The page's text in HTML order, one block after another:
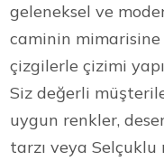
geleneksel ve
caminin
çizgilerle çizimi
Siz değerli
uygun renkler,
tarzı veya